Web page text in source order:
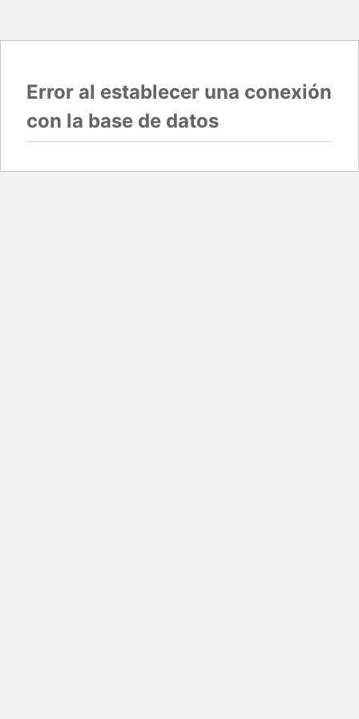
Error al establecer una conexión
con la base de datos